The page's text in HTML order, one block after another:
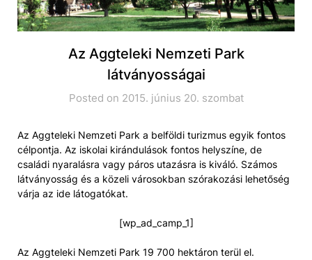
Az Aggteleki Nemzeti Park
látványosságai
Posted on 2015. június 20. szombat
Az Aggteleki Nemzeti Park a belföldi turizmus egyik fontos
célpontja. Az iskolai kirándulások fontos helyszíne, de
családi nyaralásra vagy páros utazásra is kiváló. Számos
látványosság és a közeli városokban szórakozási lehetőség
várja az ide látogatókat.
[wp_ad_camp_1]
Az Aggteleki Nemzeti Park 19 700 hektáron terül el.